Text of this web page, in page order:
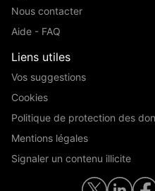
Nous contacter
Aide - FAQ
Liens utiles
Vos suggestions
Cookies
Politique de protection des
Mentions légales
Signaler un contenu illicite